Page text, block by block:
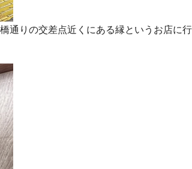
通りの交差点近くにある縁というお店に